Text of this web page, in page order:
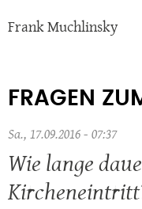
Frank Muchlinsky
FRAGEN
Sa., 17.09.2016 - 07:37
Wie lange